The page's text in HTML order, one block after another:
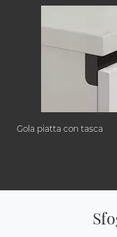
Gola piatta con tasca